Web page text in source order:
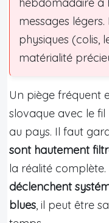
messages
physiques (colis,
matérialité
Un piège fréquent
slovaque avec le
au pays. Il faut
sont hautement
la réalité complète.
déclenchent
blues, il peut être